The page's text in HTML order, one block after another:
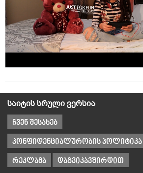
საიტის სრული ვერსია
ჩვენ შესახებ
კონფიდენციალურობის პოლიტიკა
რეკლამა დაგვიკავშირდით